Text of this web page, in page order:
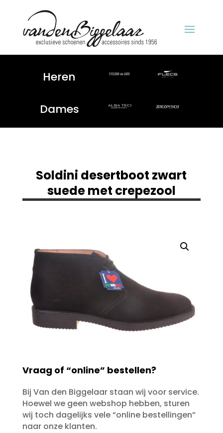
Heren
Dames
Soldini desertboot zwart
suede met crepezool
Vraag of “online” bestellen?
Bij Van den Biggelaar staan wij voor service.
Hoewel we geen webshop hebben, sturen
wij toch dagelijks vele “online bestellingen”
naar onze klanten.